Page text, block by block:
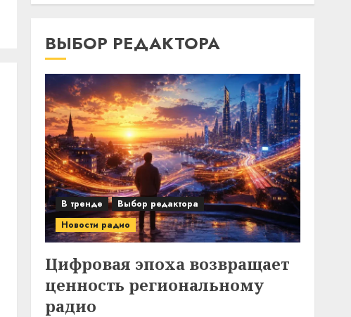
ВЫБОР РЕДАКТОРА
В тренде
Выбор редактора
Новости радио
Цифровая эпоха возвращает
ценность региональному
радио